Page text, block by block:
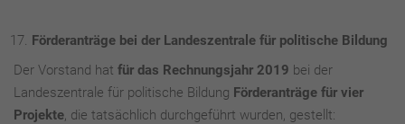
Förderanträge bei der Landeszentrale für politische Bildung
Der Vorstand hat für das Rechnungsjahr 2019 bei der
Landeszentrale für politische Bildung Förderanträge für vier
Projekte, die tatsächlich durchgeführt wurden, gestellt: